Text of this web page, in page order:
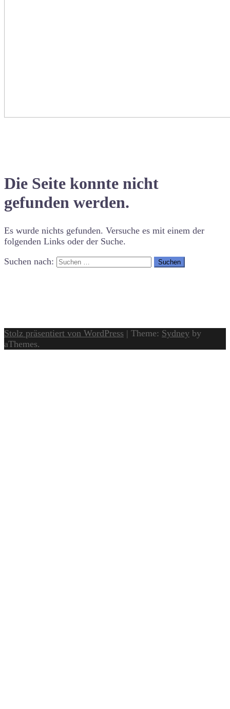
Die Seite konnte nicht
gefunden werden.
Es wurde nichts gefunden. Versuche es mit einem der
folgenden Links oder der Suche.
Suchen nach:
Stolz präsentiert von WordPress | Theme: Sydney by
aThemes.